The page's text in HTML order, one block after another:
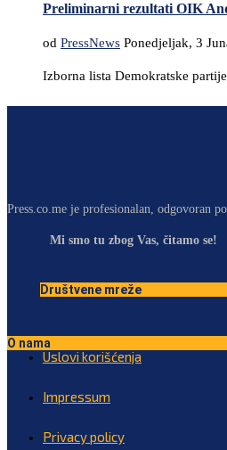
Preliminarni rezultati OIK
od PressNews Ponedjeljak, 3
Izborna lista Demokratske
Press.co.me je profesionalan, odgovoran
Mi smo tu zbog Vas, čitamo se!
Društvene mreže
O nama
Uslovi korišćenja
Impressum
Privacy policy